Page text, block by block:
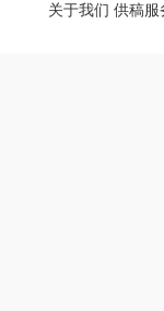
关于我们 供稿服